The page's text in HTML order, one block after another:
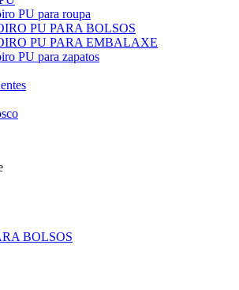
PU para roupa
PU PARA BOLSOS
PU PARA EMBALAXE
PU para zapatos
BOLSOS